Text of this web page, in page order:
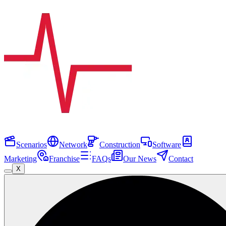
Scenarios Network Construction
Software
Marketing
Franchise FAQs Our News Contact
X